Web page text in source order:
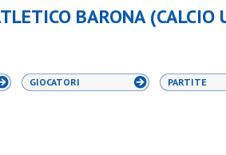
BARONA
GIOCATORI PARTITE